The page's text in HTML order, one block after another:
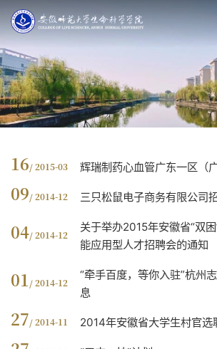
16/ 2015-03 辉瑞制药心血管广东一区（
09/ 2014-12 三只松鼠电子商务有限公司
04/ 2014-12
关于举办2015年安徽省“双
能应用型人才招聘会的通知
01/ 2014-12
“牵手百度，等你入驻”杭州
息
27/ 2014-11 2014年安徽省大学生村官选